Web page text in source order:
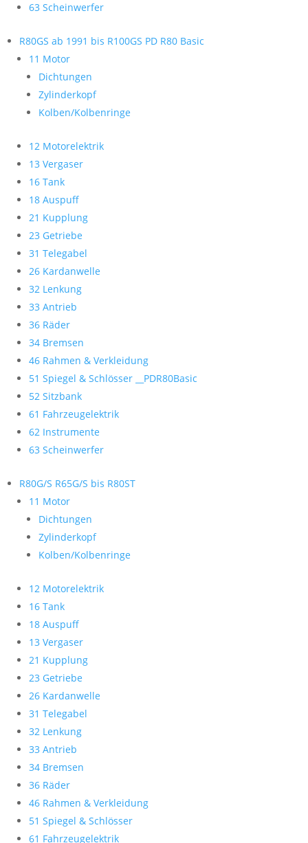
63 Scheinwerfer
R80GS ab 1991 bis R100GS PD R80 Basic
11 Motor
Dichtungen
Zylinderkopf
Kolben/Kolbenringe
12 Motorelektrik
13 Vergaser
16 Tank
18 Auspuff
21 Kupplung
23 Getriebe
31 Telegabel
26 Kardanwelle
32 Lenkung
33 Antrieb
36 Räder
34 Bremsen
46 Rahmen & Verkleidung
51 Spiegel & Schlösser __PDR80Basic
52 Sitzbank
61 Fahrzeugelektrik
62 Instrumente
63 Scheinwerfer
R80G/S R65G/S bis R80ST
11 Motor
Dichtungen
Zylinderkopf
Kolben/Kolbenringe
12 Motorelektrik
16 Tank
18 Auspuff
13 Vergaser
21 Kupplung
23 Getriebe
26 Kardanwelle
31 Telegabel
32 Lenkung
33 Antrieb
34 Bremsen
36 Räder
46 Rahmen & Verkleidung
51 Spiegel & Schlösser
61 Fahrzeugelektrik